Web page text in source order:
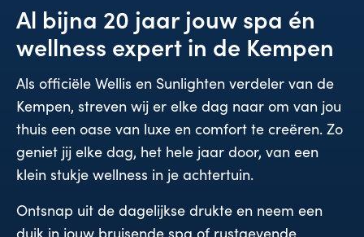
Al bijna 20 jaar jouw spa én
wellness expert in de Kempen
Als officiële Wellis en Sunlighten verdeler van de
Kempen, streven wij er elke dag naar om van jou
thuis een oase van luxe en comfort te creëren. Zo
geniet jij elke dag, het hele jaar door, van een
klein stukje wellness in je achtertuin.
Ontsnap uit de dagelijkse drukte en neem een
duik in jouw bruisende spa of rustgevende